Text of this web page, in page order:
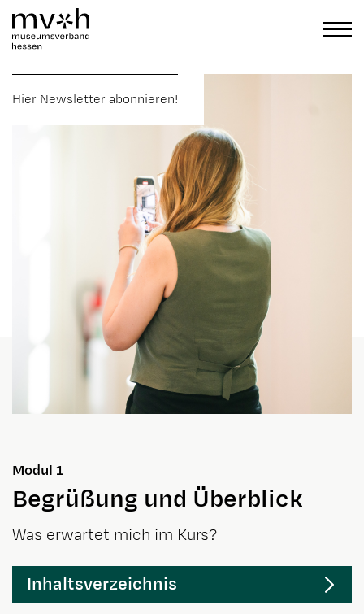
Hier Newsletter abonnieren!
Modul 1
Begrüßung und Überblick
Was erwartet mich im Kurs?
Inhaltsverzeichnis